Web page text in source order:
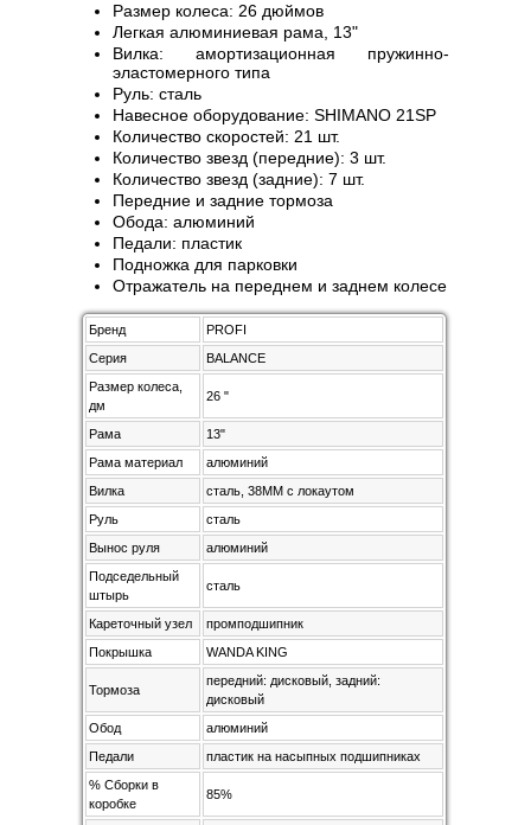
Размер колеса: 26 дюймов
Легкая алюминиевая рама, 13"
Вилка: амортизационная пружинно-
эластомерного типа
Руль: сталь
Навесное оборудование: SHIMANO 21SP
Количество скоростей: 21 шт.
Количество звезд (передние): 3 шт.
Количество звезд (задние): 7 шт.
Передние и задние тормоза
Обода: алюминий
Педали: пластик
Подножка для парковки
Отражатель на переднем и заднем колесе
Бренд
PROFI
Серия
BALANCE
Размер колеса,
дм
26 "
Рама
13"
Рама материал
алюминий
Вилка
сталь, 38MM с локаутом
Руль
сталь
Вынос руля
алюминий
Подседельный
штырь
сталь
Кареточный узел
промподшипник
Покрышка
WANDA KING
Тормоза
передний: дисковый, задний:
дисковый
Обод
алюминий
Педали
пластик на насыпных подшипниках
% Сборки в
коробке
85%